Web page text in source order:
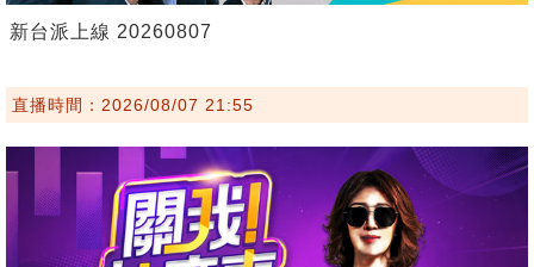
新台派上線 20260807
直播時間：2026/08/07 21:55